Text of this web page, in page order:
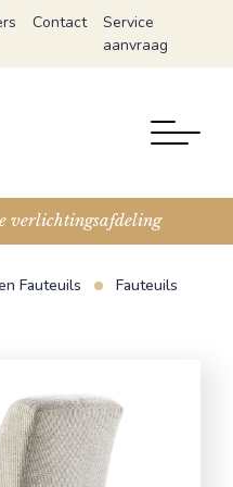
Contact
Service
aanvraag
verlichtingsafdeling
Fauteuils
Fauteuils